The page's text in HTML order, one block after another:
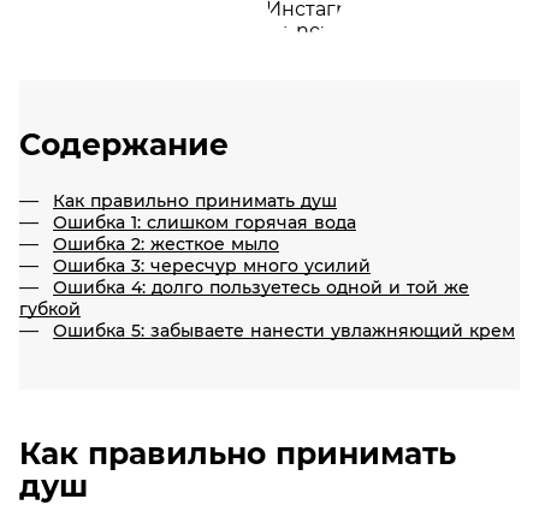
Содержание
Как правильно принимать душ
Ошибка 1: слишком горячая вода
Ошибка 2: жесткое мыло
Ошибка 3: чересчур много усилий
Ошибка 4: долго пользуетесь одной и той же
губкой
Ошибка 5: забываете нанести увлажняющий крем
Как правильно принимать
душ